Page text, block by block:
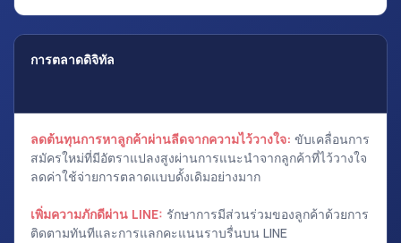
การตลาดดิจิทัล
ลดต้นทุนการหาลูกค้าผ่านลีดจากความไว้วางใจ: ขับเคลื่อนการ
สมัครใหม่ที่มีอัตราแปลงสูงผ่านการแนะนำจากลูกค้าที่ไว้วางใจ
ลดค่าใช้จ่ายการตลาดแบบดั้งเดิมอย่างมาก
เพิ่มความภักดีผ่าน LINE: รักษาการมีส่วนร่วมของลูกค้าด้วยการ
ติดตามทันทีและการแลกคะแนนราบรื่นบน LINE